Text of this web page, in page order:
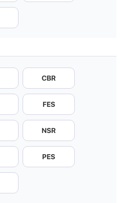
CBR
FES
NSR
PES